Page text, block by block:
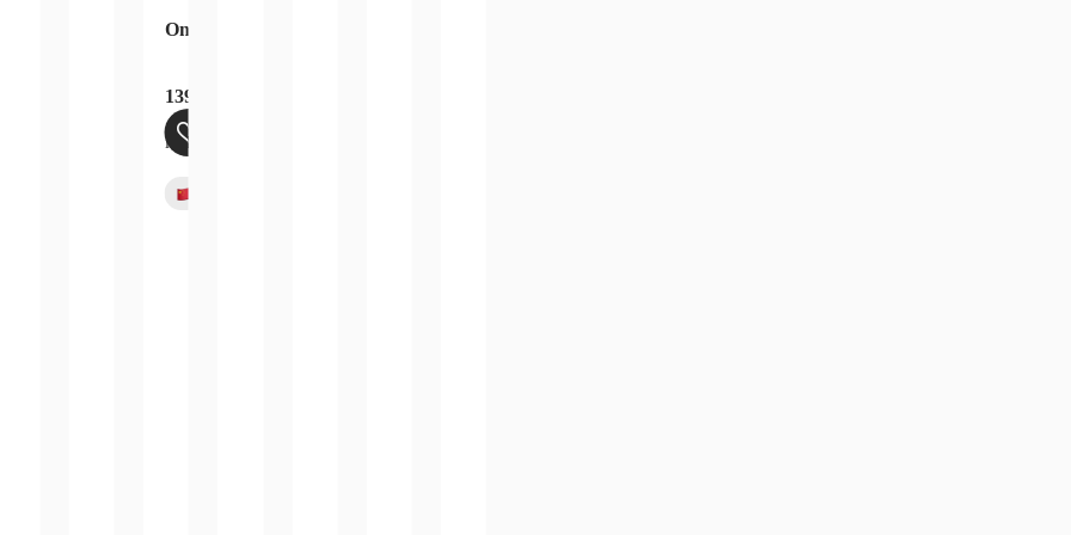
Will Booster Display OPC13One Piece Card Game Carrying on his Will Booster Display OPC13
139,99
inkl. 19 % MwSt.